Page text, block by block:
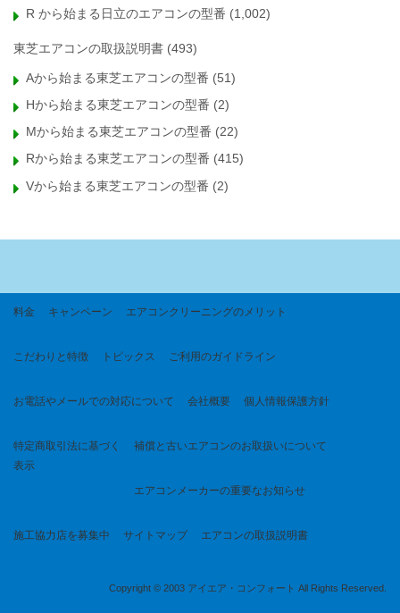
R から始まる日立のエアコンの型番 (1,002)
東芝エアコンの取扱説明書 (493)
Aから始まる東芝エアコンの型番 (51)
Hから始まる東芝エアコンの型番 (2)
Mから始まる東芝エアコンの型番 (22)
Rから始まる東芝エアコンの型番 (415)
Vから始まる東芝エアコンの型番 (2)
料金 キャンペーン エアコンクリーニングのメリット
こだわりと特徴 トピックス ご利用のガイドライン
お電話やメールでの対応について 会社概要 個人情報保護方針
特定商取引法に基づく
表示
補償と古いエアコンのお取扱いについて
エアコンメーカーの重要なお知らせ
施工協力店を募集中 サイトマップ エアコンの取扱説明書
Copyright © 2003 アイエア・コンフォート All Rights Reserved.